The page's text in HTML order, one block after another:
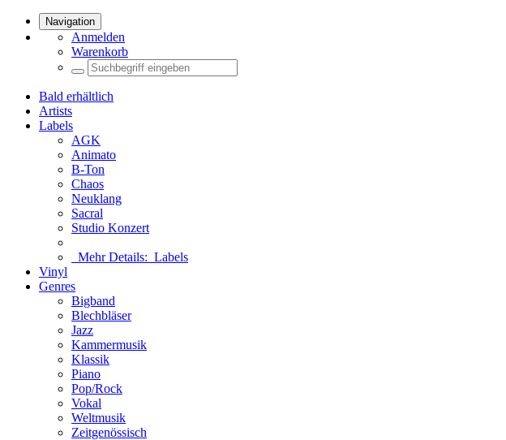
Navigation
Anmelden
Warenkorb
Bald erhältlich
Artists
Labels
AGK
Animato
B-Ton
Chaos
Neuklang
Sacral
Studio Konzert
Mehr Details: Labels
Vinyl
Genres
Bigband
Blechbläser
Jazz
Kammermusik
Klassik
Piano
Pop/Rock
Vokal
Weltmusik
Zeitgenössisch